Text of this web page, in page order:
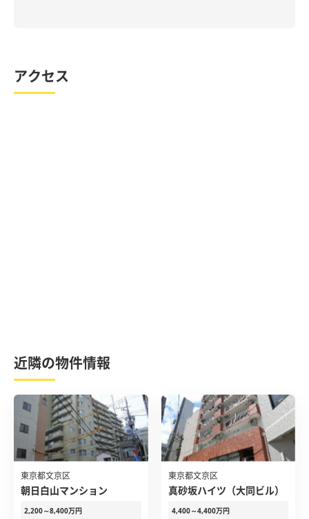
アクセス
近隣の物件情報
東京都文京区
朝日白山マンション
2,200～8,400万円
東京都文京区
真砂坂ハイツ（大同ビル）
4,400～4,400万円